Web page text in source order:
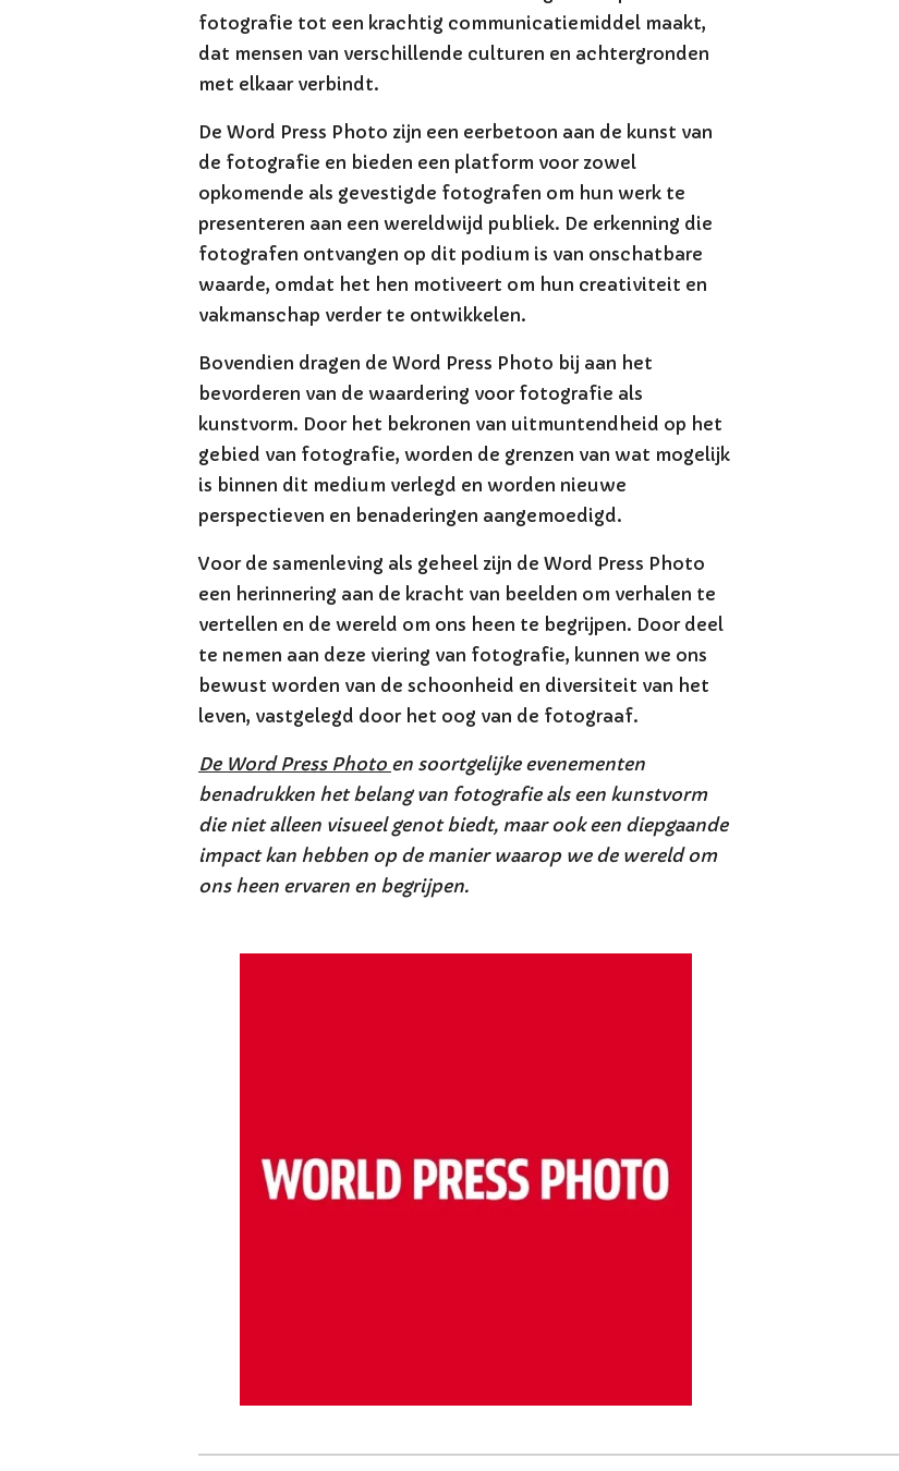
fotografie tot een krachtig communicatiemiddel maakt,
dat mensen van verschillende culturen en achtergronden
met elkaar verbindt.
De Word Press Photo zijn een eerbetoon aan de kunst van
de fotografie en bieden een platform voor zowel
opkomende als gevestigde fotografen om hun werk te
presenteren aan een wereldwijd publiek. De erkenning die
fotografen ontvangen op dit podium is van onschatbare
waarde, omdat het hen motiveert om hun creativiteit en
vakmanschap verder te ontwikkelen.
Bovendien dragen de Word Press Photo bij aan het
bevorderen van de waardering voor fotografie als
kunstvorm. Door het bekronen van uitmuntendheid op het
gebied van fotografie, worden de grenzen van wat mogelijk
is binnen dit medium verlegd en worden nieuwe
perspectieven en benaderingen aangemoedigd.
Voor de samenleving als geheel zijn de Word Press Photo
een herinnering aan de kracht van beelden om verhalen te
vertellen en de wereld om ons heen te begrijpen. Door deel
te nemen aan deze viering van fotografie, kunnen we ons
bewust worden van de schoonheid en diversiteit van het
leven, vastgelegd door het oog van de fotograaf.
De Word Press Photo en soortgelijke evenementen
benadrukken het belang van fotografie als een kunstvorm
die niet alleen visueel genot biedt, maar ook een diepgaande
impact kan hebben op de manier waarop we de wereld om
ons heen ervaren en begrijpen.